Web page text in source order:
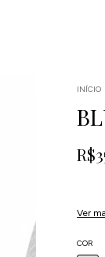
INÍCIO
Ver
COR